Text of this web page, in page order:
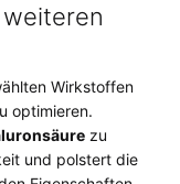
Wirkstoffen
optimieren.
zu
und polstert die